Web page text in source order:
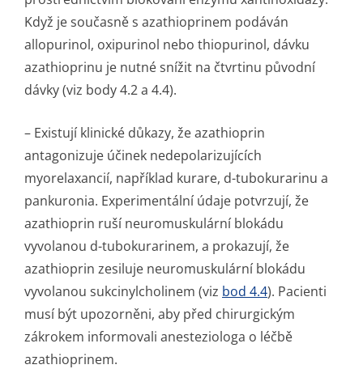
Když je současně s azathioprinem podáván
allopurinol, oxipurinol nebo thiopurinol, dávku
azathioprinu je nutné snížit na čtvrtinu původní
dávky (viz body 4.2 a 4.4).
– Existují klinické důkazy, že azathioprin
antagonizuje účinek nedepolarizujících
myorelaxancií, například kurare, d-tubokurarinu a
pankuronia. Experimentální údaje potvrzují, že
azathioprin ruší neuromuskulární blokádu
vyvolanou d-tubokurarinem, a prokazují, že
azathioprin zesiluje neuromuskulární blokádu
vyvolanou sukcinylcholinem (viz bod 4.4). Pacienti
musí být upozorněni, aby před chirurgickým
zákrokem informovali anesteziologa o léčbě
azathioprinem.